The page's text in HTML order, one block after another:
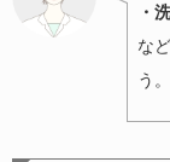
・
な
う。